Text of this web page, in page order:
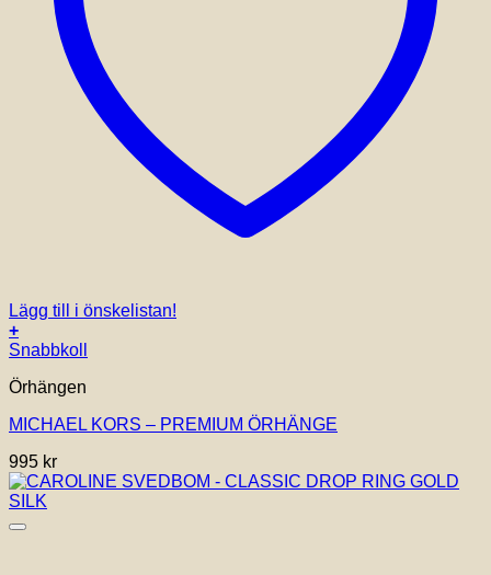
Lägg till i önskelistan!
+
Snabbkoll
Örhängen
MICHAEL KORS – PREMIUM ÖRHÄNGE
995 kr